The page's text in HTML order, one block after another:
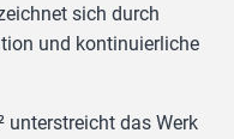
sich durch
und kontinuierliche
unterstreicht das Werk